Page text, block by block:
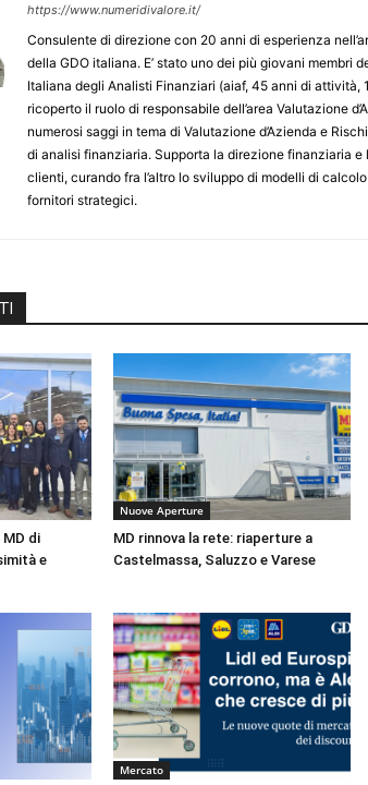
https://www.numeridivalore.it/
Consulente di direzione con 20 anni di esperienza
della GDO italiana. E’ stato uno dei più giovani membri
Italiana degli Analisti Finanziari (aiaf, 45 anni di attività,
ricoperto il ruolo di responsabile dell’area Valutazione
numerosi saggi in tema di Valutazione d’Azienda e
di analisi finanziaria. Supporta la direzione finanziaria
clienti, curando fra l’altro lo sviluppo di modelli di
fornitori strategici.
di
e
Nuove Aperture
MD rinnova la rete: riaperture a
Castelmassa, Saluzzo e Varese
Mercato